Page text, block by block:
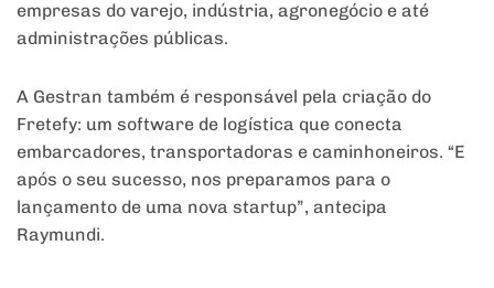
empresas do varejo, indústria, agronegócio e até
administrações públicas.
A Gestran também é responsável pela criação do
Fretefy: um software de logística que conecta
embarcadores, transportadoras e caminhoneiros. “E
após o seu sucesso, nos preparamos para o
lançamento de uma nova startup”, antecipa
Raymundi.